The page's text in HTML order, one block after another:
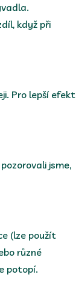
když při
Pro lepší efekt
jsme,
(lze použít
různé
potopí.